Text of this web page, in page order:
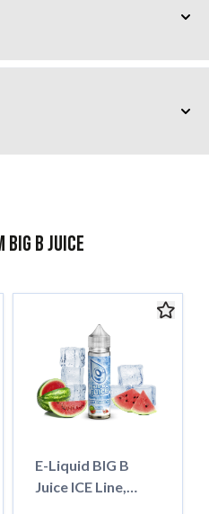
B Juice
E-Liquid BIG B
Juice ICE Line,